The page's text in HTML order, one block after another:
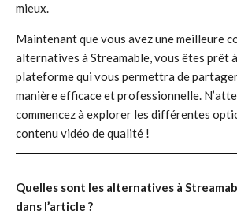
mieux.
Maintenant que vous avez une meilleure
alternatives à Streamable, vous êtes prêt
plateforme qui vous permettra de
manière efficace et professionnelle.
commencez à explorer les différentes
contenu vidéo de qualité !
Quelles sont les alternatives à
dans l’article ?